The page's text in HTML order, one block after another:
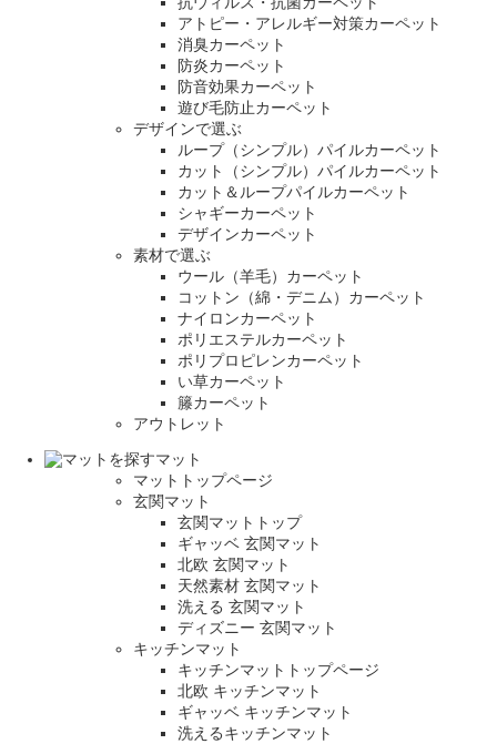
アトピー・アレルギー対策カーペット
消臭カーペット
防炎カーペット
防音効果カーペット
遊び毛防止カーペット
デザインで選ぶ
ループ（シンプル）パイルカーペット
カット（シンプル）パイルカーペット
カット＆ループパイルカーペット
シャギーカーペット
デザインカーペット
素材で選ぶ
ウール（羊毛）カーペット
コットン（綿・デニム）カーペット
ナイロンカーペット
ポリエステルカーペット
ポリプロピレンカーペット
い草カーペット
籐カーペット
アウトレット
マット
マットトップページ
玄関マット
玄関マットトップ
ギャッベ 玄関マット
北欧 玄関マット
天然素材 玄関マット
洗える 玄関マット
ディズニー 玄関マット
キッチンマット
キッチンマットトップページ
北欧 キッチンマット
ギャッベ キッチンマット
洗えるキッチンマット